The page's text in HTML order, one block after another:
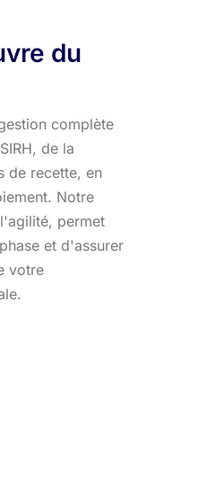
du
complète
de la
de recette, en
Notre
permet
et d'assurer
votre